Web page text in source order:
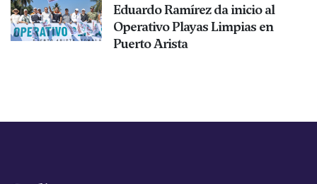
Eduardo Ramírez da inicio al
Operativo Playas Limpias en
Puerto Arista